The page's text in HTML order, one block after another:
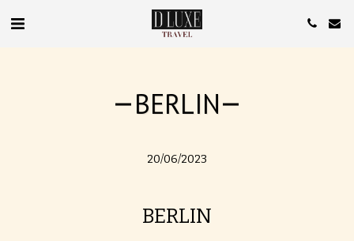
BERLIN
20/06/2023
BERLIN